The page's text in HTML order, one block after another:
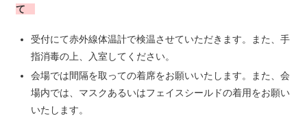
て
受付にて赤外線体温計で検温させていただきます。また、手
指消毒の上、入室してください。
会場では間隔を取っての着席をお願いいたします。また、会
場内では、マスクあるいはフェイスシールドの着用をお願い
いたします。